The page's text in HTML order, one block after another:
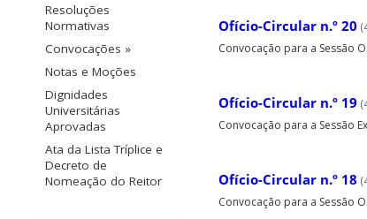
Resoluções
Normativas
Convocações »
Notas e Moções
Dignidades
Universitárias
Aprovadas
Ata da Lista Tríplice e
Decreto de
Nomeação do Reitor
Ofício-Circular n.º 20
Convocação para a Sessão
Ofício-Circular n.º 19
Convocação para a Sessão
Ofício-Circular n.º 18
Convocação para a Sessão